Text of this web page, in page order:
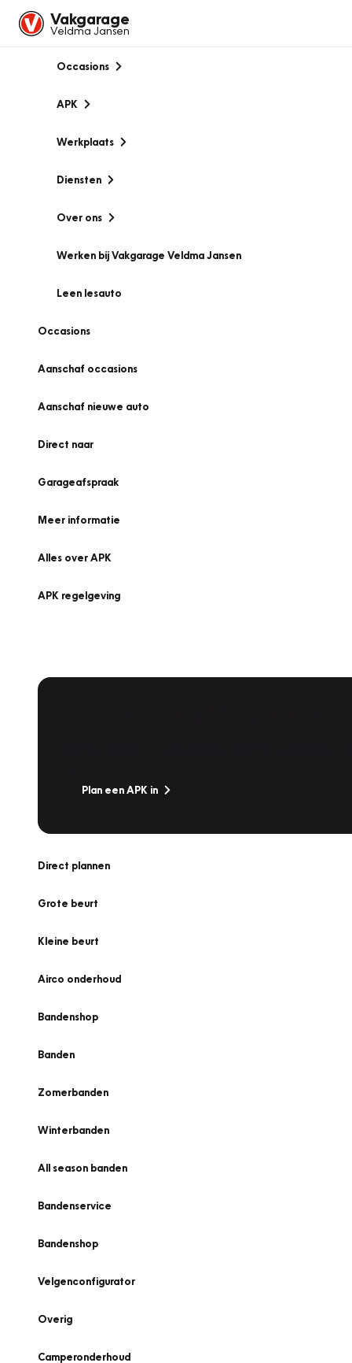
Vakgarage
Veldma Jansen
Occasions
APK
Werkplaats
Diensten
Over ons
Werken bij Vakgarage Veldma Jansen
Leen lesauto
Occasions
Aanschaf occasions
Aanschaf nieuwe auto
Direct naar
Garageafspraak
Meer informatie
Alles over APK
APK regelgeving
Plan een APK in
Direct plannen
Grote beurt
Kleine beurt
Airco onderhoud
Bandenshop
Banden
Zomerbanden
Winterbanden
All season banden
Bandenservice
Bandenshop
Velgenconfigurator
Overig
Camperonderhoud